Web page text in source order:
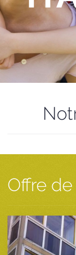
Offre